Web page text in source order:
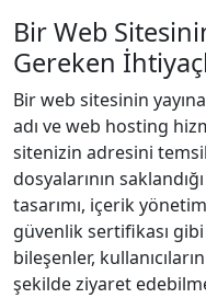
Bir Web
Gereken
Bir web sitesinin
adı ve web hosting
sitenizin adresini
dosyalarının
tasarımı, içerik
güvenlik sertifikası
bileşenler,
şekilde ziyaret